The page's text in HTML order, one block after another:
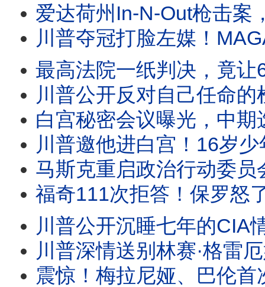
爱达荷州In-N-Out枪击案，一位普通人却迎著枪声冲了过去，救了更多人
川普夺冠打脸左媒！MAGA反叛者大集结。卡维尔警告
最高法院一纸判决，竟让6万人冲向西班牙？一则谣言、一份判决、
川普公开反对自己任命的检察官！倒影池案突然反转？哈里斯首次释
白宫秘密会议曝光，中期选举策略转向？川普借西班牙移民危机喊话“
川普邀他进白宫！16岁少年巨浪中死死抓住10岁男孩，两分
马斯克重启政治行动委员会，巨资支持川普中期选举。司法部长提名受
福奇111次拒答！保罗怒了：下周投票藐视国会。佛州启动调查，拜登赦免令
川普公开沉睡七年的CIA情报！福克斯追查联邦记录，竟拼出一幅惊
川普深情送别林赛·格雷厄姆！莱温斯基为何公开感谢他？一篇悼文引爆舆
震惊！梅拉尼娅、巴伦首次成伊朗暗S目标。川普与图恩公开交锋